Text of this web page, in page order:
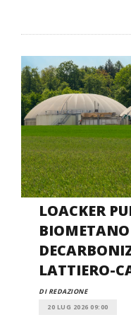
LOACKER
BIOMETANO
LATTIERO-
DI REDAZIONE
20 LUG 2026 09:00